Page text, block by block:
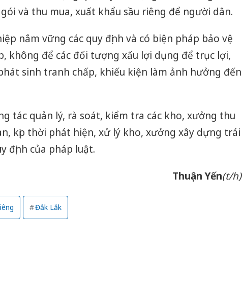
và thu mua, xuất khẩu sầu riêng để người dân.
nắm vững các quy định và có biện pháp bảo vệ
không để các đối tượng xấu lợi dụng để trục lợi,
sinh tranh chấp, khiếu kiện làm ảnh hưởng đến
tác quản lý, rà soát, kiểm tra các kho, xưởng thu
kịp thời phát hiện, xử lý kho, xưởng xây dựng trái
định của pháp luật.
Thuận Yến(t/h)
Đắk Lắk